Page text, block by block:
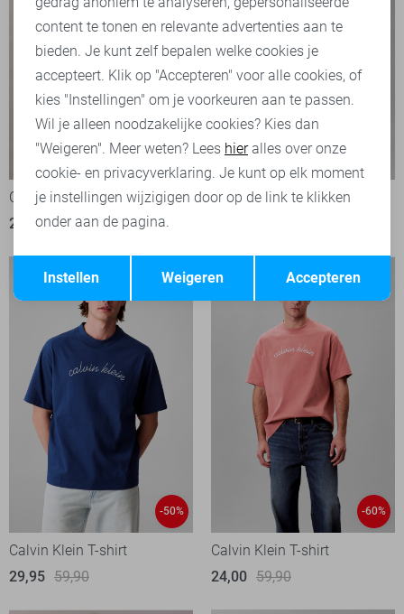
Calvin Klein T-shirt
24,95 49,90
Zwembroek
Calvin Klein Korte broek
-50%
Calvin Klein T-shirt
29,95 59,90
-60%
Calvin Klein T-shirt
24,00 59,90
Terug Opslaan
content te tonen en relevante advertenties aan te
bieden. Je kunt zelf bepalen welke cookies je
accepteert. Klik op "Accepteren" voor alle cookies, of
kies "Instellingen" om je voorkeuren aan te passen.
Wil je alleen noodzakelijke cookies? Kies dan
"Weigeren". Meer weten? Lees hieralles over onze
cookie- en privacyverklaring. Je kunt op elk moment
je instellingen wijzigigen door op de link te klikken
onder aan de pagina.
Accepteren
Weigeren
Instellen